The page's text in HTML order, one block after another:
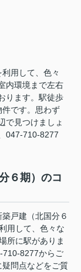
用して、色々
内環境まで左右
ります。駅徒歩
です。思わず
で見つけましょ
047-710-8277
６期）のコ
戸建（北国分６
用して、色々な
所に駅がありま
710-8277からご
問点などをご質